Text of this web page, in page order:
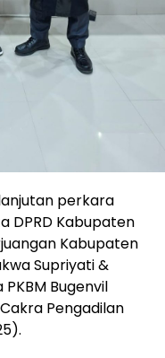
perkara
DPRD Kabupaten
Kabupaten
Supriyati &
Bugenvil
Pengadilan